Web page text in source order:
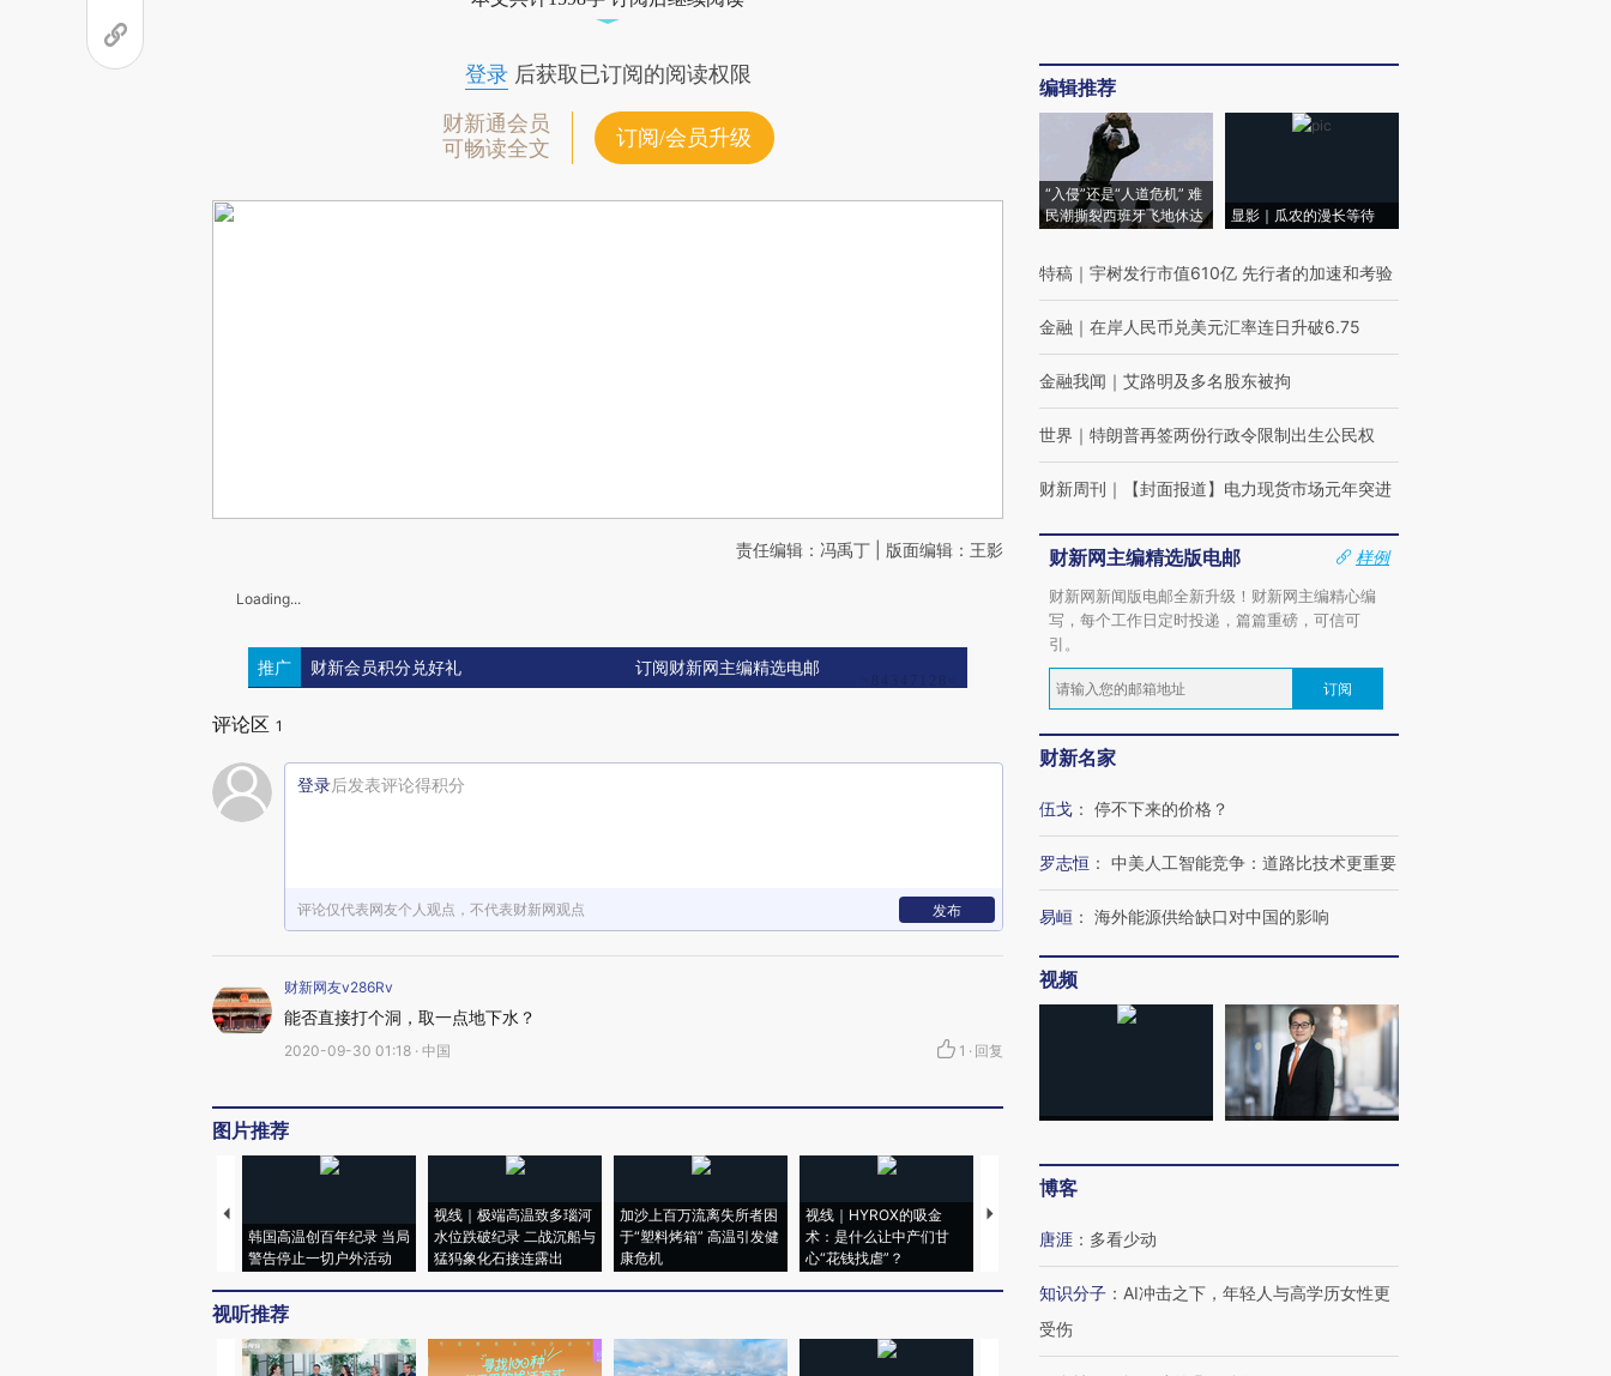
登录后获取已订阅的阅读权限
财新通会员
可畅读全文
订阅/会员升级
责任编辑：冯禹丁 | 版面编辑：王影
Loading...
推广 财新会员积分兑好礼 订阅财新网主编精选电邮
评论区 1
登录后发表评论得积分
评论仅代表网友个人观点，不代表财新网观点 发布
财新网友v286Rv
能否直接打个洞，取一点地下水？
2020-09-30 01:18 · 中国 1 · 回复
图片推荐
韩国高温创百年纪录 当局
警告停止一切户外活动
视线｜极端高温致多瑙河
水位跌破纪录 二战沉船与
猛犸象化石接连露出
加沙上百万流离失所者困
于“塑料烤箱” 高温引发健
康危机
视线｜HYROX的吸金
术：是什么让中产们甘
心“花钱找虐”？
马航飞行员跨国走私7万
粒摇头丸 尿检体内含3种
视听推荐
编辑推荐
“入侵”还是“人道危机” 难
民潮撕裂西班牙飞地休达
显影｜瓜农的漫长等待
特稿 ｜ 宇树发行市值610亿 先行者的加速和考验
金融 ｜ 在岸人民币兑美元汇率连日升破6.75
金融我闻 ｜ 艾路明及多名股东被拘
世界 ｜ 特朗普再签两份行政令限制出生公民权
财新周刊 ｜ 【封面报道】电力现货市场元年突进
财新网主编精选版电邮
样例
财新网新闻版电邮全新升级！财新网主编精心编
写，每个工作日定时投递，篇篇重磅，可信可
引。
订阅
财新名家
伍戈 ： 停不下来的价格？
罗志恒 ： 中美人工智能竞争：道路比技术更重要
易峘 ： 海外能源供给缺口对中国的影响
视频
博客
唐涯 ： 多看少动
知识分子 ： AI冲击之下，年轻人与高学历女性更
受伤